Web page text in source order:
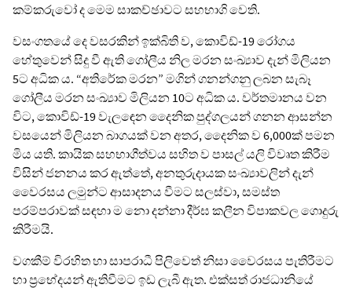
කම්කරුවෝ ද මෙම සාකච්ඡාවට සහභාගි වෙති.
වසංගතයේ දෙ වසරකින් ඉක්බිති ව, කොවිඩ්-19 රෝගය
හේතුවෙන් සිදු වී ඇති ගෝලීය නිල මරන සංඛ්‍යාව දැන් මිලියන
5ට අධික ය. “අතිරේක මරන” මගින් ගනන්ගනු ලබන සැබෑ
ගෝලීය මරන සංඛ්‍යාව මිලියන 10ට අධික ය. වර්තමානය වන
විට, කොවිඩ්-19 වැලඳෙන දෛනික පුද්ගලයන් ගනන ආසන්න
වසයෙන් මිලියන බාගයක් වන අතර, දෛනික ව 6,000ක් පමන
මිය යති. කායික සහභාගීත්වය සහිත ව පාසල් යලි විවෘත කිරීම
විසින් ජනනය කර ඇත්තේ, අනතුරුදායක සංඛ්‍යාවලින් දැන්
වෛරසය ලමුන්ට ආසාදනය වීමට සලස්වා, සමස්ත
පරම්පරාවක් සඳහා ම නො දන්නා දීර්ඝ කලීන විපාකවල ගොදුරු
කිරීමයි.
වගකීම් විරහිත හා සාපරාධී පිලිවෙත් නිසා වෛරසය පැතිරීමට
හා ප්‍රභේදයන් ඇතිවීමට ඉඩ ලැබී ඇත. එක්සත් රාජධානියේ